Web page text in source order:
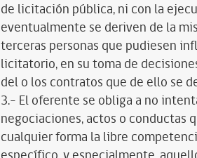
de licitación pública, ni con la
eventualmente se deriven de la
terceras personas que pudiesen
licitatorio, en su toma de
del o los contratos que de ello se
3.- El oferente se obliga a no
negociaciones, actos o conductas
cualquier forma la libre